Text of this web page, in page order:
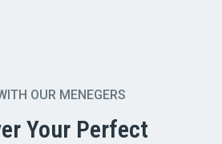
OUR MENEGERS
Your Perfect